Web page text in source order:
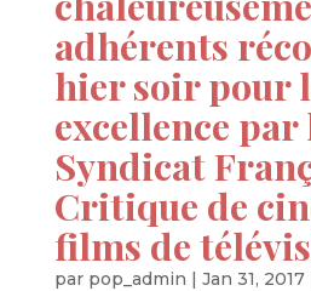
adhérents
hier soir pour
excellence par
Syndicat
Critique de
films de
par pop_admin | Jan 31, 2017